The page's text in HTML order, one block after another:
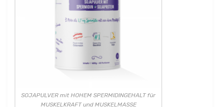
SOJAPULVER mit HOHEM SPERMIDINGEHALT für
MUSKELKRAFT und MUSKELMASSE